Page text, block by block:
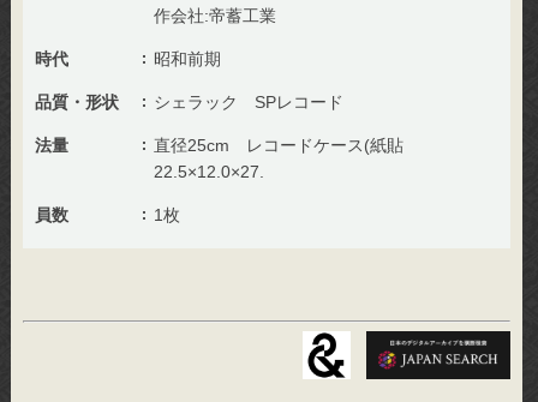
作会社:帝蓄工業
時代 昭和前期
品質・形状 シェラック SPレコード
法量
直径25cm レコードケース(紙貼
22.5×12.0×27.
員数 1枚